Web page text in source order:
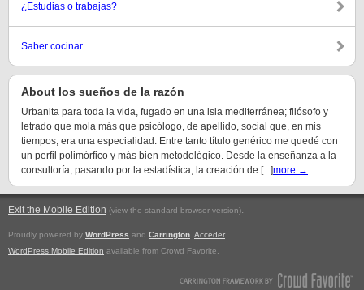
¿Estudias o trabajas?
Saber cocinar
About los sueños de la razón
Urbanita para toda la vida, fugado en una isla mediterránea; filósofo y
letrado que mola más que psicólogo, de apellido, social que, en mis
tiempos, era una especialidad. Entre tanto título genérico me quedé con
un perfil polimórfico y más bien metodológico. Desde la enseñanza a la
consultoría, pasando por la estadística, la creación de [...]more →
Exit the Mobile Edition (view the standard browser version).
Proudly powered by WordPress and Carrington Acceder
WordPress Mobile Edition available from Crowd Favorite.